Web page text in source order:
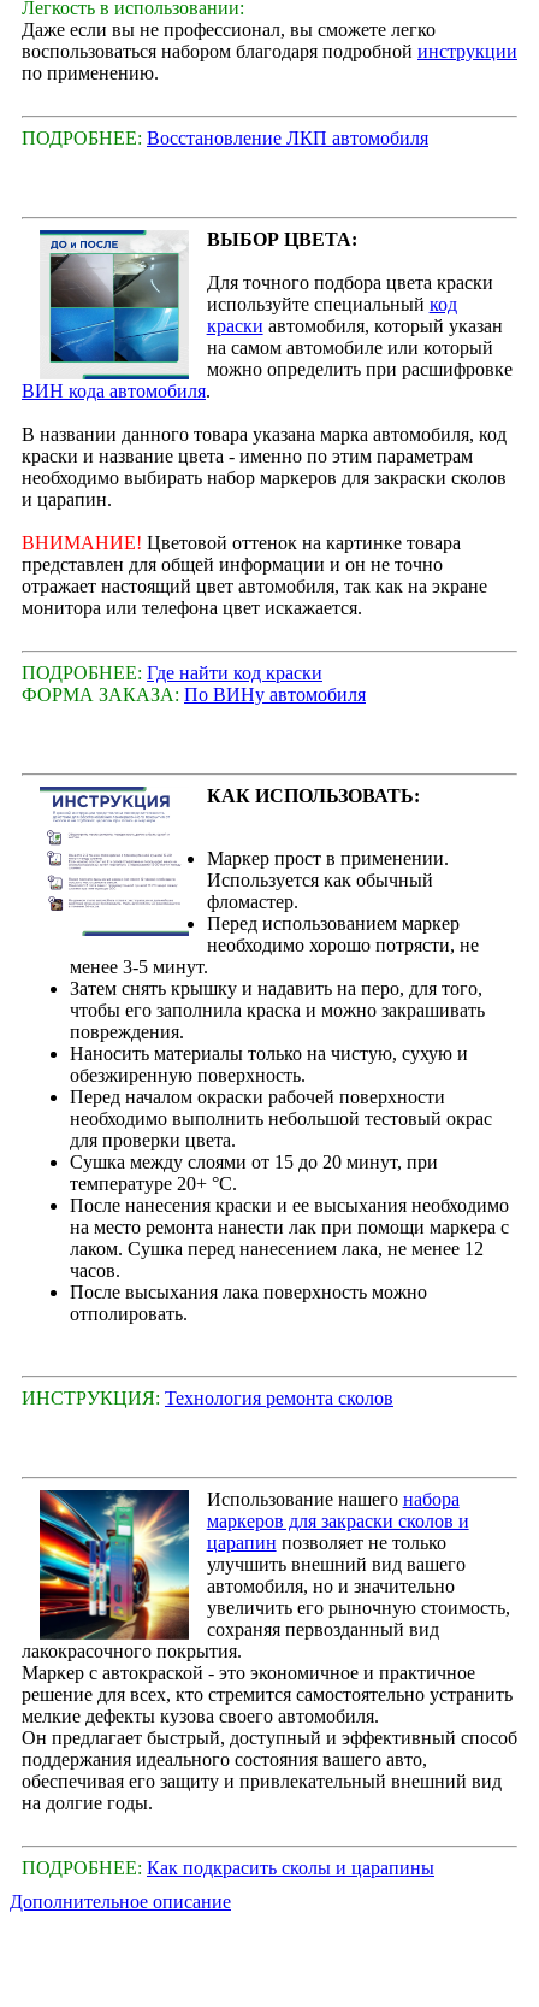
Легкость в использовании:
Даже если вы не профессионал, вы сможете легко
воспользоваться набором благодаря подробной инструкции
по применению.
ПОДРОБНЕЕ: Восстановление ЛКП автомобиля
ВЫБОР ЦВЕТА:
Для точного подбора цвета краски
используйте специальный код
краски автомобиля, который указан
на самом автомобиле или который
можно определить при расшифровке
ВИН кода автомобиля.
В названии данного товара указана марка автомобиля, код
краски и название цвета - именно по этим параметрам
необходимо выбирать набор маркеров для закраски сколов
и царапин.
ВНИМАНИЕ! Цветовой оттенок на картинке товара
представлен для общей информации и он не точно
отражает настоящий цвет автомобиля, так как на экране
монитора или телефона цвет искажается.
ПОДРОБНЕЕ: Где найти код краски
ФОРМА ЗАКАЗА: По ВИНу автомобиля
КАК ИСПОЛЬЗОВАТЬ:
Маркер прост в применении.
Используется как обычный
фломастер.
Перед использованием маркер
необходимо хорошо потрясти, не
менее 3-5 минут.
Затем снять крышку и надавить на перо, для того,
чтобы его заполнила краска и можно закрашивать
повреждения.
Наносить материалы только на чистую, сухую и
обезжиренную поверхность.
Перед началом окраски рабочей поверхности
необходимо выполнить небольшой тестовый окрас
для проверки цвета.
Сушка между слоями от 15 до 20 минут, при
температуре 20+ °С.
После нанесения краски и ее высыхания необходимо
на место ремонта нанести лак при помощи маркера с
лаком. Сушка перед нанесением лака, не менее 12
часов.
После высыхания лака поверхность можно
отполировать.
ИНСТРУКЦИЯ: Технология ремонта сколов
Использование нашего набора
маркеров для закраски сколов и
царапин позволяет не только
улучшить внешний вид вашего
автомобиля, но и значительно
увеличить его рыночную стоимость,
сохраняя первозданный вид
лакокрасочного покрытия.
Маркер с автокраской - это экономичное и практичное
решение для всех, кто стремится самостоятельно устранить
мелкие дефекты кузова своего автомобиля.
Он предлагает быстрый, доступный и эффективный способ
поддержания идеального состояния вашего авто,
обеспечивая его защиту и привлекательный внешний вид
на долгие годы.
ПОДРОБНЕЕ: Как подкрасить сколы и царапины
Дополнительное описание